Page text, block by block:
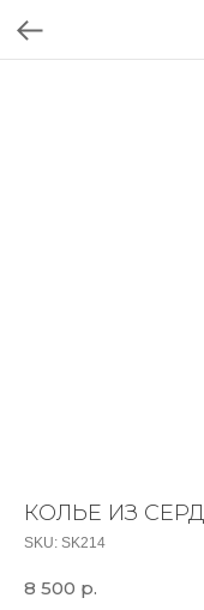
КОЛЬЕ ИЗ
SKU: SK214
8 500 р.